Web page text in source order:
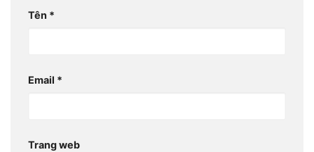
Tên *
Email *
Trang web